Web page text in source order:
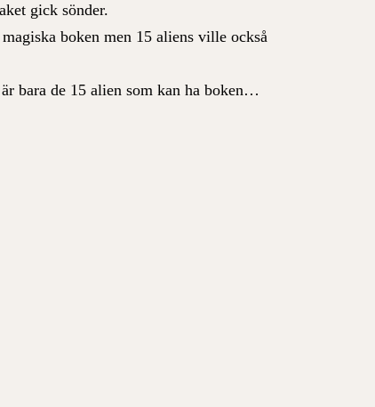
gick sönder.
boken men 15 aliens ville också
bara de 15 alien som kan ha boken…